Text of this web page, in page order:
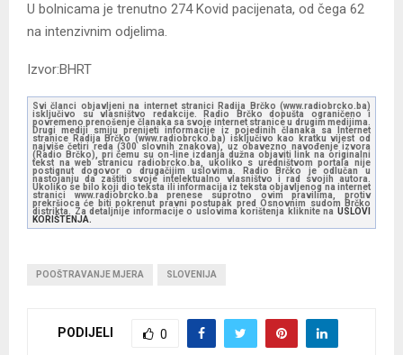
U bolnicama je trenutno 274 Kovid pacijenata, od čega 62
na intenzivnim odjelima.
Izvor:BHRT
Svi članci objavljeni na internet stranici Radija Brčko (www.radiobrcko.ba)
isključivo su vlasništvo redakcije. Radio Brčko dopušta ograničeno i
povremeno prenošenje članaka sa svoje internet stranice u drugim medijima.
Drugi mediji smiju prenijeti informacije iz pojedinih članaka sa Internet
stranice Radija Brčko (www.radiobrcko.ba) isključivo kao kratku vijest od
najviše četiri reda (300 slovnih znakova), uz obavezno navođenje izvora
(Radio Brčko), pri čemu su on-line izdanja dužna objaviti link na originalni
tekst na web stranicu radiobrcko.ba, ukoliko s uredništvom portala nije
postignut dogovor o drugačijim uslovima. Radio Brčko je odlučan u
nastojanju da zaštiti svoje intelektualno vlasništvo i rad svojih autora.
Ukoliko se bilo koji dio teksta ili informacija iz teksta objavljenog na internet
stranici www.radiobrcko.ba prenese suprotno ovim pravilima, protiv
prekršioca će biti pokrenut pravni postupak pred Osnovnim sudom Brčko
distrikta. Za detaljnije informacije o uslovima korištenja kliknite na USLOVI
KORIŠTENJA.
POOŠTRAVANJE MJERA SLOVENIJA
PODIJELI 0